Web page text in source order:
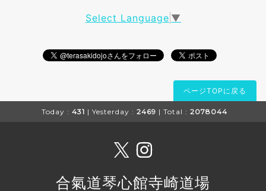
Select Language ▼
ページTOPに戻る
Today : 431 | Yesterday : 2469 | Total : 2078044
合氣道琴心館寺崎道場